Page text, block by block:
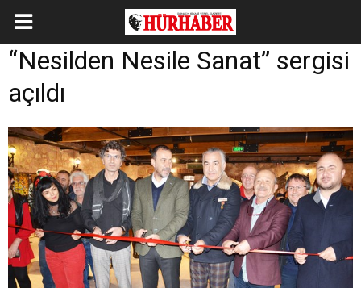
“Nesilden Nesile Sanat” sergisi
açıldı